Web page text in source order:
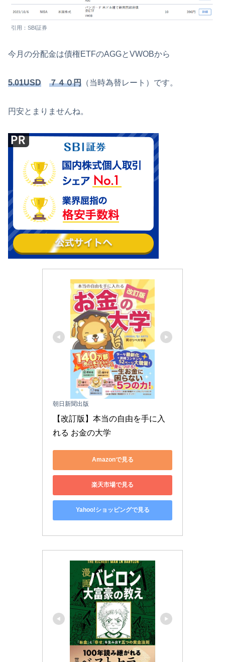
引用：SBI証券
今月の分配金は債権ETFのAGGとVWOBから
5.01USD ７４０円 （当時為替レート）です。
円安とまりませんね。
朝日新聞出版
【改訂版】本当の自由を手に入
れる お金の大学
Amazonで見る
楽天市場で見る
Yahoo!ショッピングで見る